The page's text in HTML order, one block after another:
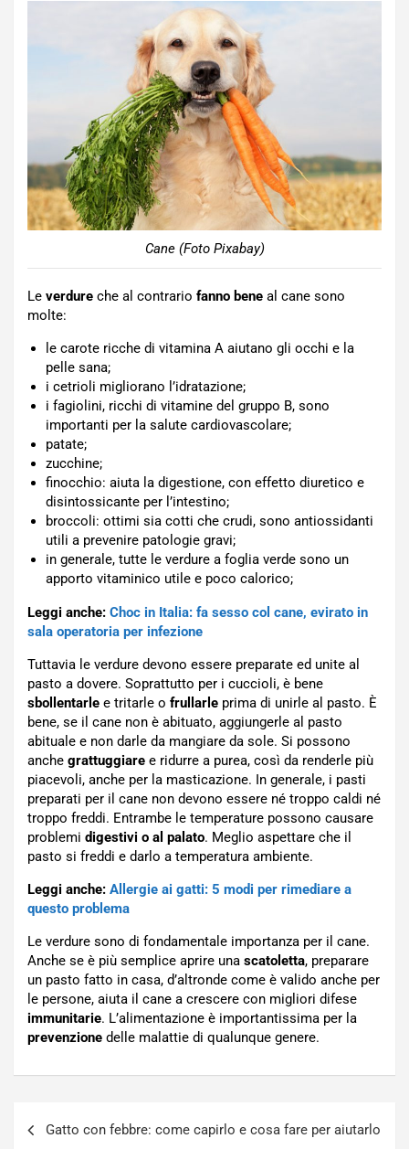
Cane (Foto Pixabay)
Le verdure che al contrario fanno bene al cane sono
molte:
le carote ricche di vitamina A aiutano gli occhi e la
pelle sana;
i cetrioli migliorano l’idratazione;
i fagiolini, ricchi di vitamine del gruppo B, sono
importanti per la salute cardiovascolare;
patate;
zucchine;
finocchio: aiuta la digestione, con effetto diuretico e
disintossicante per l’intestino;
broccoli: ottimi sia cotti che crudi, sono antiossidanti
utili a prevenire patologie gravi;
in generale, tutte le verdure a foglia verde sono un
apporto vitaminico utile e poco calorico;
Leggi anche: Choc in Italia: fa sesso col cane, evirato in
sala operatoria per infezione
Tuttavia le verdure devono essere preparate ed unite al
pasto a dovere. Soprattutto per i cuccioli, è bene
sbollentarle e tritarle o frullarle prima di unirle al pasto. È
bene, se il cane non è abituato, aggiungerle al pasto
abituale e non darle da mangiare da sole. Si possono
anche grattuggiare e ridurre a purea, così da renderle più
piacevoli, anche per la masticazione. In generale, i pasti
preparati per il cane non devono essere né troppo caldi né
troppo freddi. Entrambe le temperature possono causare
problemi digestivi o al palato. Meglio aspettare che il
pasto si freddi e darlo a temperatura ambiente.
Leggi anche: Allergie ai gatti: 5 modi per rimediare a
questo problema
Le verdure sono di fondamentale importanza per il cane.
Anche se è più semplice aprire una scatoletta, preparare
un pasto fatto in casa, d’altronde come è valido anche per
le persone, aiuta il cane a crescere con migliori difese
immunitarie. L’alimentazione è importantissima per la
prevenzione delle malattie di qualunque genere.
Gatto con febbre: come capirlo e cosa fare per aiutarlo